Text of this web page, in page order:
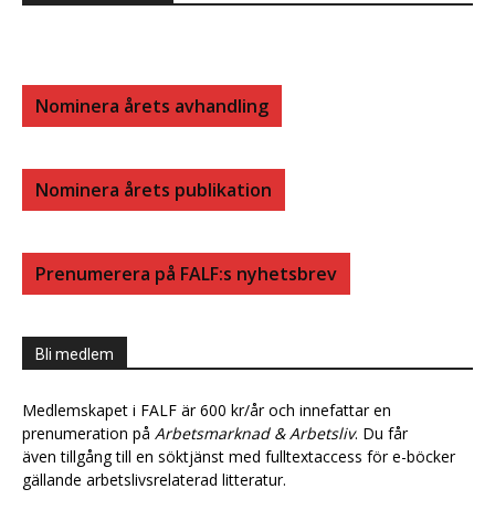
Nominera årets avhandling
Nominera årets publikation
Prenumerera på FALF:s nyhetsbrev
Bli medlem
Medlemskapet i FALF är 600 kr/år och innefattar en
prenumeration på Arbetsmarknad & Arbetsliv. Du får
även tillgång till en söktjänst med fulltextaccess för e-böcker
gällande arbetslivsrelaterad litteratur.